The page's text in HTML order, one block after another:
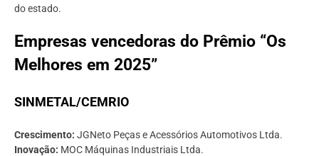
do estado.
Empresas vencedoras do Prêmio “Os
Melhores em 2025”
SINMETAL/CEMRIO
Crescimento: JGNeto Peças e Acessórios Automotivos Ltda.
Inovação: MOC Máquinas Industriais Ltda.